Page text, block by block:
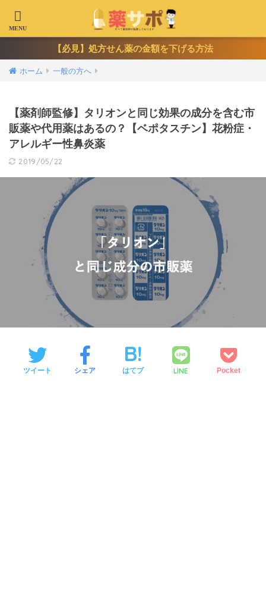
【必見】処方せん薬の金額を下げる方法
ホーム 一般の方へ
【薬剤師監修】タリオンと同じ効果の成分を含む市
販薬や代用薬はあるの？【ベポタスチン】花粉症・
アレルギー性鼻炎薬
2019/05/22
ツイート シェア はてブ LINE Pocket